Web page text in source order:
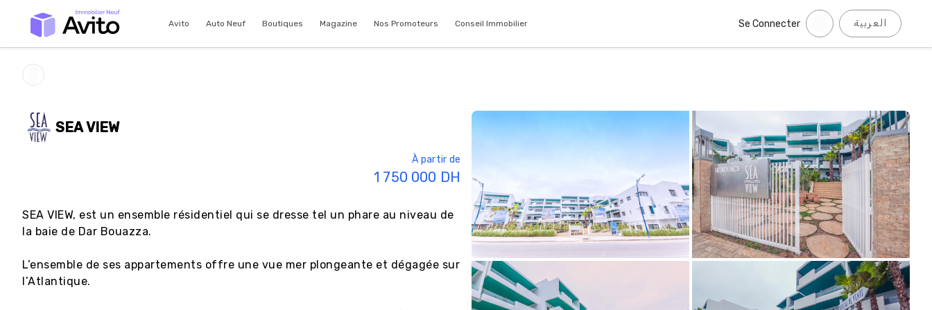
Avito Auto Neuf Boutiques Magazine Nos Promoteurs Conseil Immobilier Se Connecter العربية
SEA VIEW
À partir de
1 750 000 DH
SEA VIEW, est un ensemble résidentiel qui se dresse tel un phare au niveau de
la baie de Dar Bouazza.
L’ensemble de ses appartements offre une vue mer plongeante et dégagée sur
l’Atlantique.